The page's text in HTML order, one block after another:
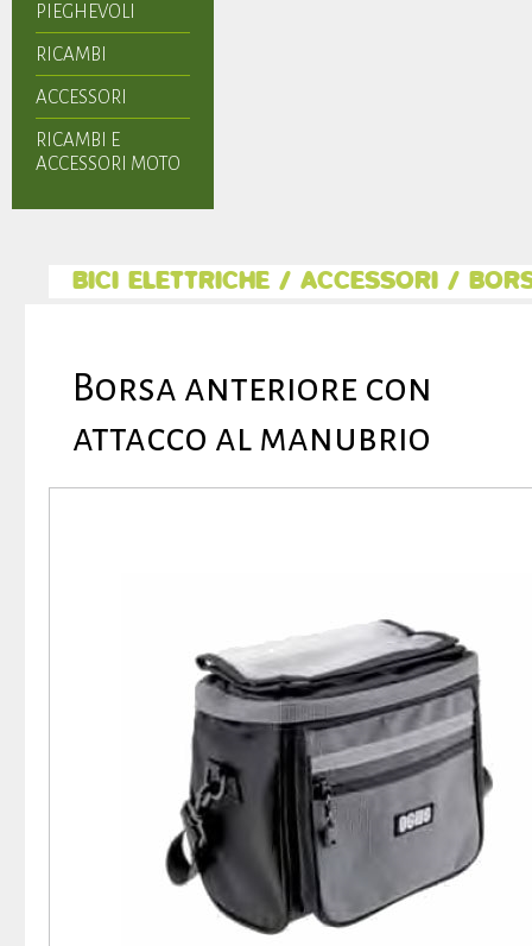
PIEGHEVOLI
RICAMBI
ACCESSORI
RICAMBI E
ACCESSORI MOTO
BICI ELETTRICHE/ ACCESSORI /
Borsa anteriore con
attacco al manubrio